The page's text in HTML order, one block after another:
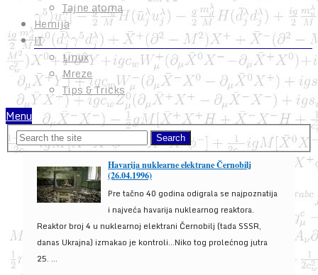
Tajne atoma
Hemija
IT
Linux
Mreze
Tips & Tricks
Menu
Havarija nuklearne elektrane Černobilj
(26.04.1996)
Pre tačno 40 godina odigrala se najpoznatija
i najveća havarija nuklearnog reaktora.
Reaktor broj 4 u nuklearnoj elektrani Černobilj (tada SSSR,
danas Ukrajna) izmakao je kontroli...Niko tog prolećnog jutra
25. ...